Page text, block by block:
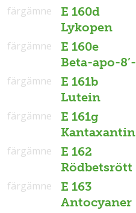
E 160d
Lykopen
färgämne
E 160e
Beta-apo-
färgämne
E 161b
Lutein
färgämne
E 161g
Kantaxantin
färgämne
E 162
Rödbetsrött
färgämne
E 163
Antocyaner
färgämne